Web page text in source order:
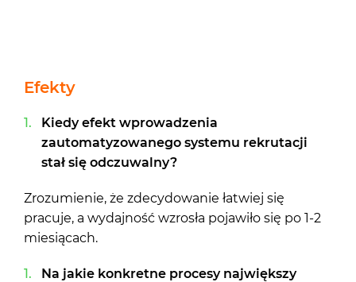
Efekty
Kiedy efekt wprowadzenia
zautomatyzowanego systemu rekrutacji
stał się odczuwalny?
Zrozumienie, że zdecydowanie łatwiej się
pracuje, a wydajność wzrosła pojawiło się po 1-2
miesiącach.
Na jakie konkretne procesy największy